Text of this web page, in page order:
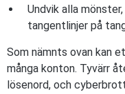
Undvik alla
tangentlinjer på
Som nämnts ovan kan
många konton. Tyvärr
lösenord, och